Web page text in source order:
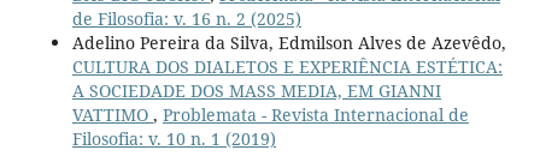
de Filosofia: v. 16 n. 2 (2025)
Adelino Pereira da Silva, Edmilson Alves de Azevêdo,
CULTURA DOS DIALETOS E EXPERIÊNCIA ESTÉTICA:
A SOCIEDADE DOS MASS MEDIA, EM GIANNI
VATTIMO , Problemata - Revista Internacional de
Filosofia: v. 10 n. 1 (2019)